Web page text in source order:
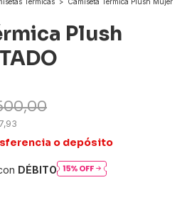
Plush
o depósito
DÉBITO